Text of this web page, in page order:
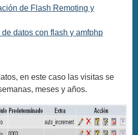
de Flash Remoting y
datos con flash y amfphp
en este caso las visitas se
meses y años.